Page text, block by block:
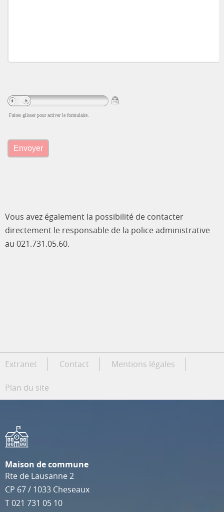
Faites glisser pour activer le formulaire.
Vous avez également la possibilité de contacter
directement le responsable de la police administrative
au 021.731.05.60.
Extranet Contact Mentions légales
Plan du site
Maison de commune
Rte de Lausanne 2
CP 67/ 1033 Cheseaux
T021 731 05 10